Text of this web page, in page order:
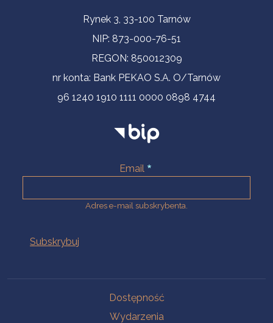
Informacje kontaktoweRynek 3, 33-100 Tarnów
NIP: 873-000-76-51
REGON: 850012309
nr konta: Bank PEKAO S.A. O/Tarnów
96 1240 1910 1111 0000 0898 4744
Email
Adres e-mail subskrybenta.
Dostępność
Wydarzenia